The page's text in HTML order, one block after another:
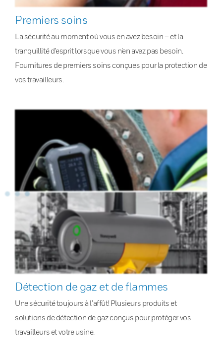
Premiers soins
La sécurité au moment où vous en avez besoin – et la
tranquillité d’esprit lorsque vous n’en avez pas besoin.
Fournitures de premiers soins conçues pour la protection de
vos travailleurs.
Détection de gaz et de flammes
Une sécurité toujours à l’affût! Plusieurs produits et
solutions de détection de gaz conçus pour protéger vos
travailleurs et votre usine.